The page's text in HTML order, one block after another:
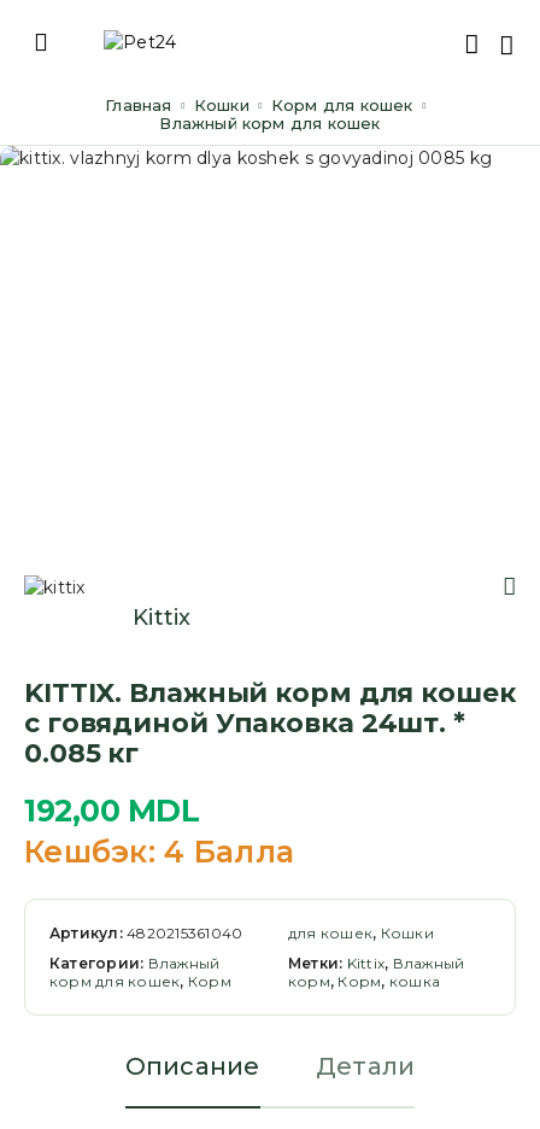
Главная Кошки
Корм для кошек
Влажный корм для кошек
Kittix
KITTIX. Влажный корм для кошек
с говядиной Упаковка 24шт. *
0.085 кг
192,00 MDL
Кешбэк: 4 Балла
Артикул:4820215361040
Категории: Влажный
корм для кошек, Корм
для кошек, Кошки
Метки: Kittix, Влажный
корм, Корм, кошка
Описание Детали